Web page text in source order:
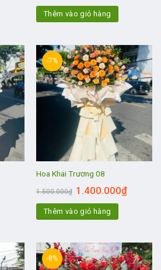
Thêm vào giỏ hàng
-7%
Hoa Khai Trương 08
1.500.000₫ 1.400.000₫
Thêm vào giỏ hàng
-8%